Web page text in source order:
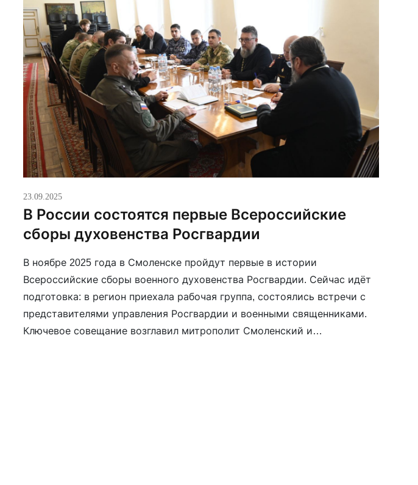
23.09.2025
В России состоятся первые Всероссийские
сборы духовенства Росгвардии
В ноябре 2025 года в Смоленске пройдут первые в истории
Всероссийские сборы военного духовенства Росгвардии. Сейчас идёт
подготовка: в регион приехала рабочая группа, состоялись встречи с
представителями управления Росгвардии и военными священниками.
Ключевое совещание возглавил митрополит Смоленский и